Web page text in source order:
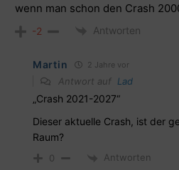
wenn man schon den Crash
-2 Antworten
Martin 2 Jahre vor
Antwort auf Lad
„Crash 2021-2027“
Dieser aktuelle Crash, ist der
Raum?
0 Antworten